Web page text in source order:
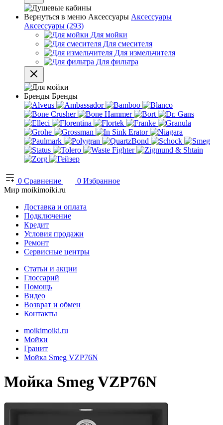
Вернуться в меню Аксессуары Аксессуары
Аксессуары (293)
Для мойки
Для смесителя
Для измельчителя
Для фильтра
Бренды Бренды
0 Сравнение 0 Избранное
Мир moikimoiki.ru
Доставка и оплата
Подключение
Кредит
Условия продажи
Ремонт
Сервисные центры
Статьи и акции
Глоссарий
Помощь
Видео
Возврат и обмен
Контакты
moikimoiki.ru
Мойки
Гранит
Мойка Smeg VZP76N
Мойка Smeg VZP76N